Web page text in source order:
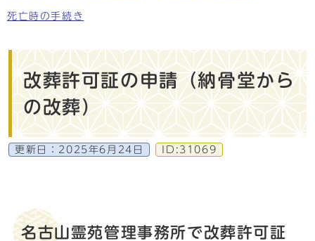
死亡時の手続き
改葬許可証の申請（納骨堂から
の改葬）
更新日： 2025年6月24日 ID:31069
名古山霊苑管理事務所で改葬許可証